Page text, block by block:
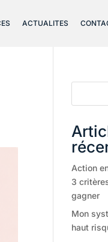
ACTUALITES
Action
3
gagner
Mon
haut